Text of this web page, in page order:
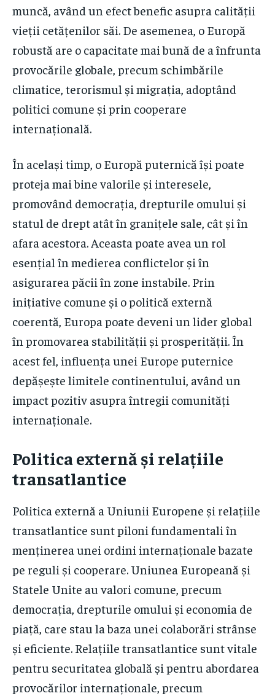
muncă, având un efect benefic asupra calității
vieții cetățenilor săi. De asemenea, o Europă
robustă are o capacitate mai bună de a înfrunta
provocările globale, precum schimbările
climatice, terorismul și migrația, adoptând
politici comune și prin cooperare
internațională.
În același timp, o Europă puternică își poate
proteja mai bine valorile și interesele,
promovând democrația, drepturile omului și
statul de drept atât în granițele sale, cât și în
afara acestora. Aceasta poate avea un rol
esențial în medierea conflictelor și în
asigurarea păcii în zone instabile. Prin
inițiative comune și o politică externă
coerentă, Europa poate deveni un lider global
în promovarea stabilității și prosperității. În
acest fel, influența unei Europe puternice
depășește limitele continentului, având un
impact pozitiv asupra întregii comunități
internaționale.
Politica externă și relațiile
transatlantice
Politica externă a Uniunii Europene și relațiile
transatlantice sunt piloni fundamentali în
menținerea unei ordini internaționale bazate
pe reguli și cooperare. Uniunea Europeană și
Statele Unite au valori comune, precum
democrația, drepturile omului și economia de
piață, care stau la baza unei colaborări strânse
și eficiente. Relațiile transatlantice sunt vitale
pentru securitatea globală și pentru abordarea
provocărilor internaționale, precum